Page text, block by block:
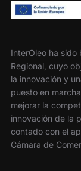
InterOleo ha sido
Regional, cuyo
la innovación y
puesto en
mejorar la
innovación de la
contado con el
Cámara de